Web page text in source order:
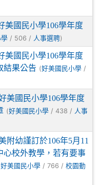
美國民小學106學年度
學 / 506 / 人事選聘)
美國民小學106學年度
結果公告 (好美國民小學 /
美國民小學106學年度
(好美國民小學 / 438 / 人事
附幼謹訂於106年5月11
心校外教學，若有要事
好美國民小學 / 766 / 校園動